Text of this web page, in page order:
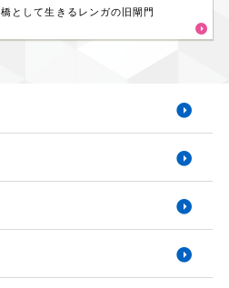
橋として生きるレンガの旧閘門